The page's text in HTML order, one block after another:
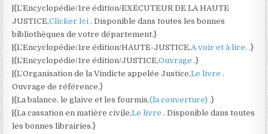
|{L’Encyclopédie/1re édition/EXÉCUTEUR DE LA HAUTE
JUSTICE,Clicker Ici. Disponible dans toutes les bonnes
bibliothèques de votre département.}
|{L’Encyclopédie/1re édition/HAUTE-JUSTICE,A voir et à lire..}
|{L’Encyclopédie/1re édition/JUSTICE,Ouvrage.}
|{L’Organisation de la Vindicte appelée Justice,Le livre.
Ouvrage de référence.}
|{La balance, le glaive et les fourmis,(la couverture).}
|{La cassation en matière civile,Le livre. Disponible dans toutes
les bonnes librairies.}